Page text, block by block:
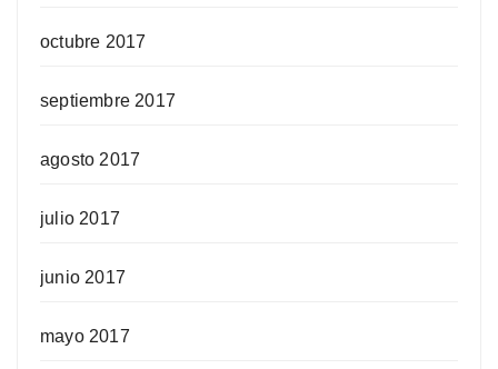
octubre 2017
septiembre 2017
agosto 2017
julio 2017
junio 2017
mayo 2017